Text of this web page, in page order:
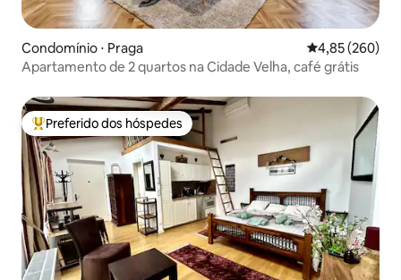
Condomínio ⋅ Praga 4,85 de uma
4,85 (260)
Apartamento de 2 quartos na Cidade Velha, café grátis
Entre os melhores preferidos dos hóspedes
Preferido dos hóspedes